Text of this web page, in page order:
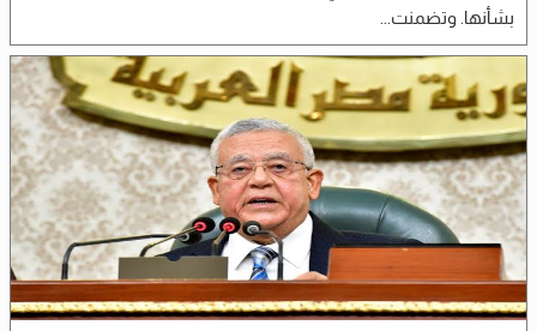
بشأنها. وتضمنت...